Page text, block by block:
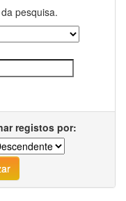
pesquisa.
registos por: